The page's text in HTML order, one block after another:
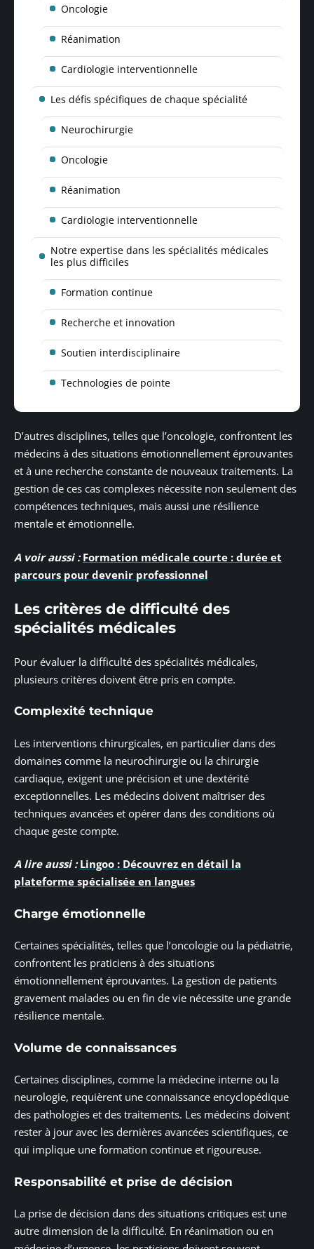
Oncologie
Réanimation
Cardiologie interventionnelle
Les défis spécifiques de chaque spécialité
Neurochirurgie
Oncologie
Réanimation
Cardiologie interventionnelle
Notre expertise dans les spécialités médicales
les plus difficiles
Formation continue
Recherche et innovation
Soutien interdisciplinaire
Technologies de pointe
D’autres disciplines, telles que l’oncologie, confrontent les
médecins à des situations émotionnellement éprouvantes
et à une recherche constante de nouveaux traitements. La
gestion de ces cas complexes nécessite non seulement des
compétences techniques, mais aussi une résilience
mentale et émotionnelle.
A voir aussi : Formation médicale courte : durée et
parcours pour devenir professionnel
Les critères de difficulté des
spécialités médicales
Pour évaluer la difficulté des spécialités médicales,
plusieurs critères doivent être pris en compte.
Complexité technique
Les interventions chirurgicales, en particulier dans des
domaines comme la neurochirurgie ou la chirurgie
cardiaque, exigent une précision et une dextérité
exceptionnelles. Les médecins doivent maîtriser des
techniques avancées et opérer dans des conditions où
chaque geste compte.
A lire aussi : Lingoo : Découvrez en détail la
plateforme spécialisée en langues
Charge émotionnelle
Certaines spécialités, telles que l’oncologie ou la pédiatrie,
confrontent les praticiens à des situations
émotionnellement éprouvantes. La gestion de patients
gravement malades ou en fin de vie nécessite une grande
résilience mentale.
Volume de connaissances
Certaines disciplines, comme la médecine interne ou la
neurologie, requièrent une connaissance encyclopédique
des pathologies et des traitements. Les médecins doivent
rester à jour avec les dernières avancées scientifiques, ce
qui implique une formation continue et rigoureuse.
Responsabilité et prise de décision
La prise de décision dans des situations critiques est une
autre dimension de la difficulté. En réanimation ou en